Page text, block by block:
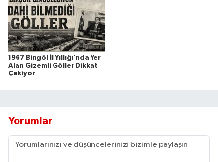
1967 Bingöl İl Yıllığı’nda Yer
Alan Gizemli Göller Dikkat
Çekiyor
Yorumlar